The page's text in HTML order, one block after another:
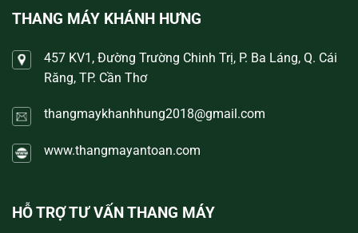
THANG MÁY KHÁNH HƯNG
457 KV1, Đường Trường Chinh Trị, P. Ba Láng, Q. Cái
Răng, TP. Cần Thơ
thangmaykhanhhung2018@gmail.com
www.thangmayantoan.com
HỖ TRỢ TƯ VẤN THANG MÁY